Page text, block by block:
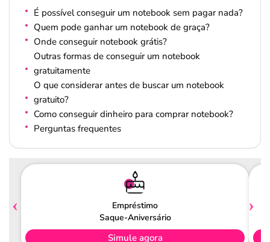
É possível conseguir um notebook sem pagar nada?
Quem pode ganhar um notebook de graça?
Onde conseguir notebook grátis?
Outras formas de conseguir um notebook
gratuitamente
O que considerar antes de buscar um notebook
gratuito?
Como conseguir dinheiro para comprar notebook?
Perguntas frequentes
Empréstimo
Saque-Aniversário
Simule agora